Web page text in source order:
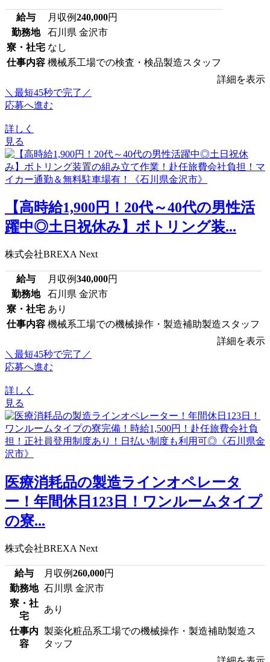
給与 月収例240,000円
勤務地
石川県 金沢市
寮・社宅 なし
仕事内容 機械系工場での検査・検品製造スタッフ
詳細を表示
＼最短45秒で完了／
応募へ進む
詳しく
見る
【高時給1,900円！20代～40代の男性活
躍中◎土日祝休み】ボトリング装...
株式会社BREXA Next
給与 月収例340,000円
勤務地
石川県 金沢市
寮・社宅 あり
仕事内容 機械系工場での機械操作・製造補助製造スタッフ
詳細を表示
＼最短45秒で完了／
応募へ進む
詳しく
見る
医療消耗品の製造ラインオペレータ
ー！年間休日123日！ワンルームタイプ
の寮...
株式会社BREXA Next
給与 月収例260,000円
勤務地 石川県 金沢市
寮・社
宅
あり
仕事内
容
製薬化粧品系工場での機械操作・製造補助製造ス
タッフ